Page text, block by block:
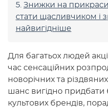
Знижки на
стати щасливчиком і
найвигідніше
Для багатьох людей
час сенсаційних
новорічних та
шанс вигідно придбати
культових брендів,